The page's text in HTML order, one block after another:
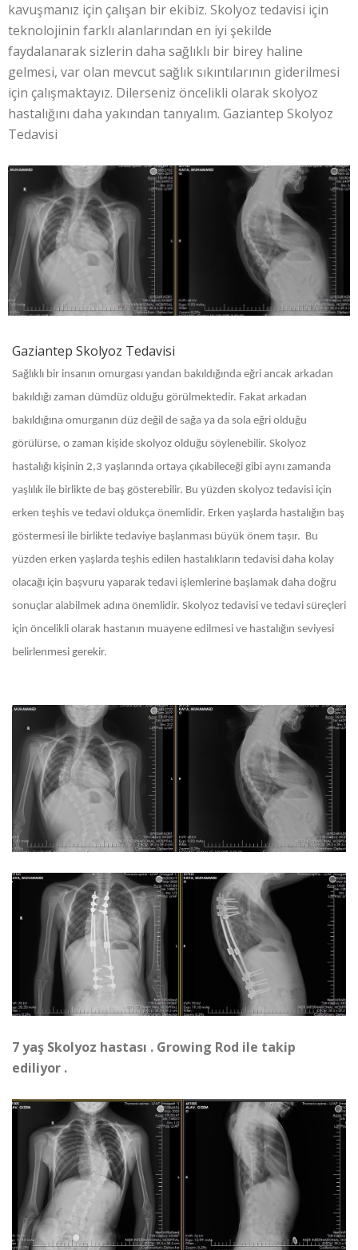
kavuşmanız için çalışan bir ekibiz. Skolyoz tedavisi için
teknolojinin farklı alanlarından en iyi şekilde
faydalanarak sizlerin daha sağlıklı bir birey haline
gelmesi, var olan mevcut sağlık sıkıntılarının giderilmesi
için çalışmaktayız. Dilerseniz öncelikli olarak skolyoz
hastalığını daha yakından tanıyalım. Gaziantep Skolyoz
Tedavisi
Gaziantep Skolyoz Tedavisi
Sağlıklı bir insanın omurgası yandan bakıldığında eğri ancak arkadan
bakıldığı zaman dümdüz olduğu görülmektedir. Fakat arkadan
bakıldığına omurganın düz değil de sağa ya da sola eğri olduğu
görülürse, o zaman kişide skolyoz olduğu söylenebilir. Skolyoz
hastalığı kişinin 2,3 yaşlarında ortaya çıkabileceği gibi aynı zamanda
yaşlılık ile birlikte de baş gösterebilir. Bu yüzden skolyoz tedavisi için
erken teşhis ve tedavi oldukça önemlidir. Erken yaşlarda hastalığın baş
göstermesi ile birlikte tedaviye başlanması büyük önem taşır. Bu
yüzden erken yaşlarda teşhis edilen hastalıkların tedavisi daha kolay
olacağı için başvuru yaparak tedavi işlemlerine başlamak daha doğru
sonuçlar alabilmek adına önemlidir. Skolyoz tedavisi ve tedavi süreçleri
için öncelikli olarak hastanın muayene edilmesi ve hastalığın seviyesi
belirlenmesi gerekir.
7 yaş Skolyoz hastası . Growing Rod ile takip
ediliyor .